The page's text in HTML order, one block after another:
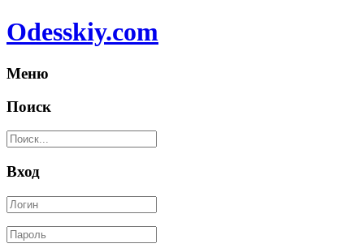
Odesskiy.com
Меню
Поиск
Вход